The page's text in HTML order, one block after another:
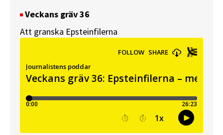
Veckans gräv 36
Att granska Epsteinfilerna